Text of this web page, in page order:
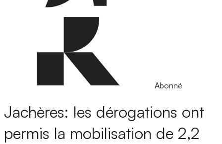
Abonné
Jachères: les dérogations ont
permis la mobilisation de 2,2